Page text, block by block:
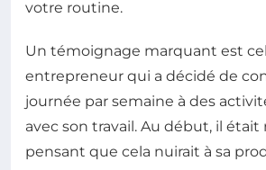
votre routine.
Un témoignage marquant est
entrepreneur qui a décidé de
journée par semaine à des
avec son travail. Au début, il
pensant que cela nuirait à sa